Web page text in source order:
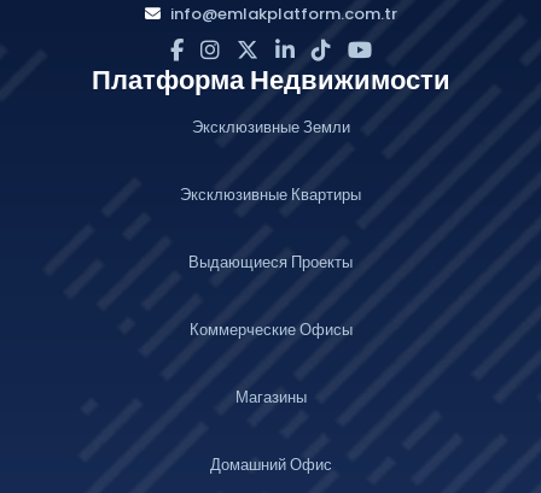
info@emlakplatform.com.tr
Платформа Недвижимости
Эксклюзивные Земли
Эксклюзивные Квартиры
Выдающиеся Проекты
Коммерческие Офисы
Магазины
Домашний Офис